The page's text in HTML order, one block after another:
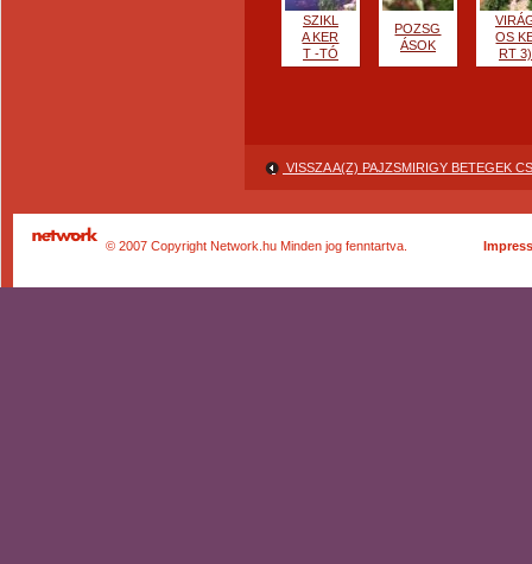
SZIKL
A KER
T -TÓ
POZSG
ÁSOK
OS
RT 3)
VISSZA A(Z) PAJZSMIRIGY BETEGEK
© 2007 Copyright Network.hu Minden jog fenntartva.